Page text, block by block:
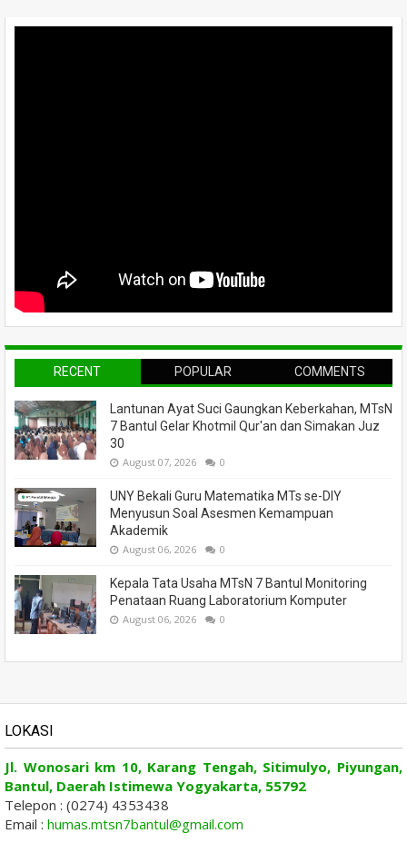
RECENT POPULAR COMMENTS
Lantunan Ayat Suci Gaungkan Keberkahan, MTsN
7 Bantul Gelar Khotmil Qur'an dan Simakan Juz
30
August 07, 2026 0
UNY Bekali Guru Matematika MTs se-DIY
Menyusun Soal Asesmen Kemampuan
Akademik
August 06, 2026 0
Kepala Tata Usaha MTsN 7 Bantul Monitoring
Penataan Ruang Laboratorium Komputer
August 06, 2026 0
LOKASI
Jl. Wonosari km 10, Karang Tengah, Sitimulyo, Piyungan,
Bantul, Daerah Istimewa Yogyakarta, 55792
Telepon : (0274) 4353438
Email : humas.mtsn7bantul@gmail.com